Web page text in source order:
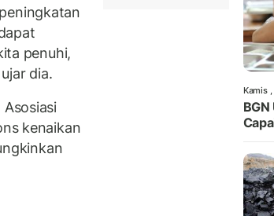
penuhi,
dia.
kenaikan
Kamis